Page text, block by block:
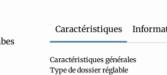
Caractéristiques
Caractéristiques générales
Type de dossier réglable